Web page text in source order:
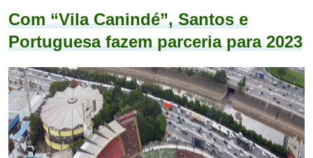
Com “Vila Canindé”, Santos e
Portuguesa fazem parceria para 2023